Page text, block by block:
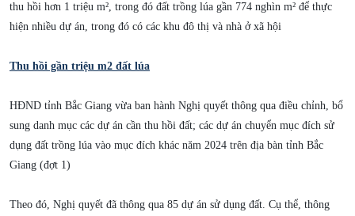
thu hồi hơn 1 triệu m², trong đó đất trồng lúa gần 774 nghìn m² để thực
hiện nhiều dự án, trong đó có các khu đô thị và nhà ở xã hội
Thu hồi gần triệu m2 đất lúa
HĐND tỉnh Bắc Giang vừa ban hành Nghị quyết thông qua điều chỉnh, bổ
sung danh mục các dự án cần thu hồi đất; các dự án chuyển mục đích sử
dụng đất trồng lúa vào mục đích khác năm 2024 trên địa bàn tỉnh Bắc
Giang (đợt 1)
Theo đó, Nghị quyết đã thông qua 85 dự án sử dụng đất. Cụ thể, thông